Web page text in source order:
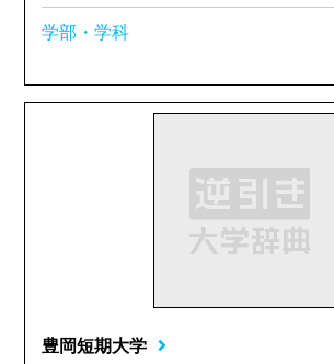
学部・学科
豊岡短期大学